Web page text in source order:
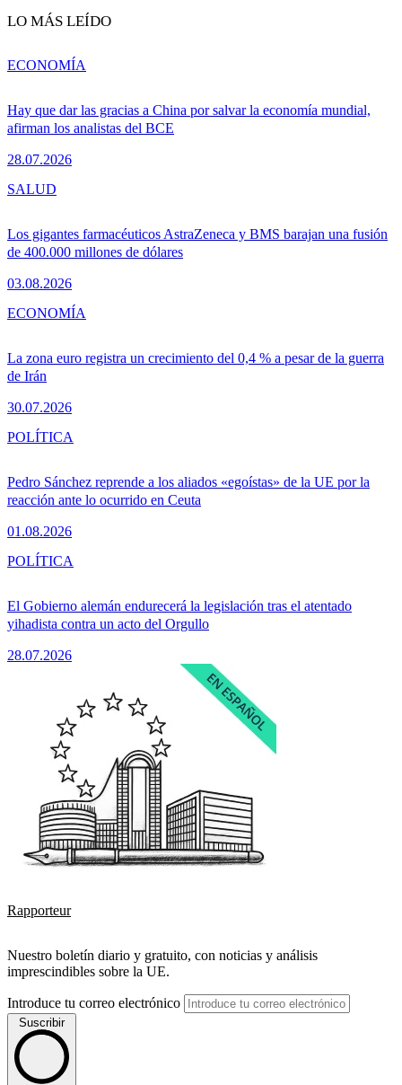
LO MÁS LEÍDO
Hay que dar las gracias a China por salvar la economía mundial,
afirman los analistas del BCE
28.07.2026
ECONOMÍA
Los gigantes farmacéuticos AstraZeneca y BMS barajan una fusión
de 400.000 millones de dólares
03.08.2026
SALUD
La zona euro registra un crecimiento del 0,4 % a pesar de la guerra
de Irán
30.07.2026
ECONOMÍA
Pedro Sánchez reprende a los aliados «egoístas» de la UE por la
reacción ante lo ocurrido en Ceuta
01.08.2026
POLÍTICA
El Gobierno alemán endurecerá la legislación tras el atentado
yihadista contra un acto del Orgullo
28.07.2026
POLÍTICA
Rapporteur
Nuestro boletín diario y gratuito, con noticias y análisis
imprescindibles sobre la UE.
Introduce tu correo electrónico
Suscribir